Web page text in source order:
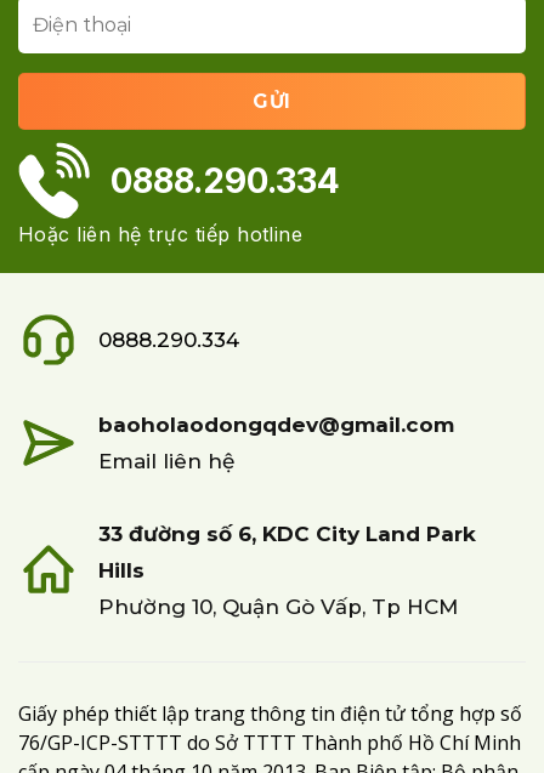
0888.290.334
Hoặc liên hệ trực tiếp hotline
0888.290.334
baoholaodongqdev@gmail.com
Email liên hệ
33 đường số 6, KDC City Land Park
Hills
Phường 10, Quận Gò Vấp, Tp HCM
Giấy phép thiết lập trang thông tin điện tử tổng hợp số
76/GP-ICP-STTTT do Sở TTTT Thành phố Hồ Chí Minh